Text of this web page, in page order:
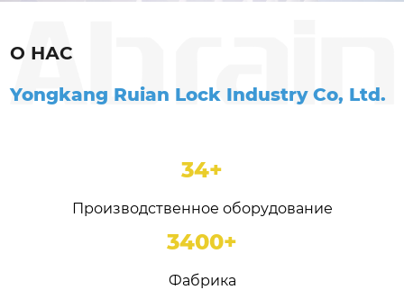
О НАС
Yongkang Ruian Lock Industry Co, Ltd.
46+
Производственное оборудование
4600+
Фабрика